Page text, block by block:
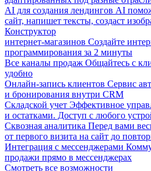
AI для создания лендингов AI
сайт, напишет тексты, создаст
Конструктор
интернет-магазинов Создайте
программирования за 2 минуты
Все каналы продаж Общайтесь с
удобно
Онлайн-запись клиентов Сервис
и бронирования внутри CRM
Складской учет Эффективное
и остатками. Доступ с любого
Сквозная аналитика Перед вами
от первого визита на сайт до
Интеграция с мессенджерами
продажи прямо в мессенджерах
Смотреть все возможности